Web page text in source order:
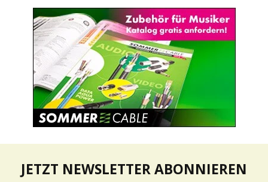
JETZT NEWSLETTER ABONNIEREN